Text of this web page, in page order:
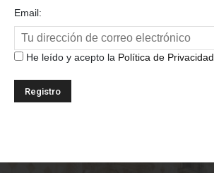
Email:
He leído y acepto la Política de Privacidad